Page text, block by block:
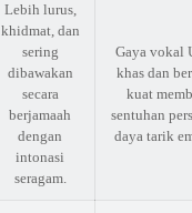
Lebih lurus,
khidmat, dan
sering
dibawakan
secara
berjamaah
dengan
intonasi
seragam.
Gaya vokal
khas dan
kuat
sentuhan
daya tarik